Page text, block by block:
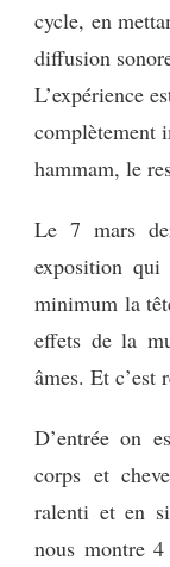
cycle, en
diffusion
L’expérience
complètement
hammam, le
Le 7 mars
exposition
minimum la
effets de la
âmes. Et c’est
D’entrée on
corps et
ralenti et en
nous montre